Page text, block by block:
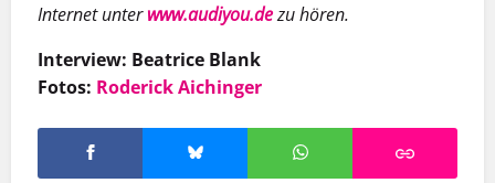
Internet unterwww.audiyou.dezu hören.
Interview: Beatrice Blank
Fotos: Roderick Aichinger